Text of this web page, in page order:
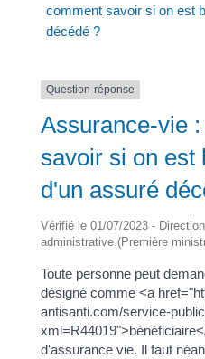
comment savoir si on est
décédé ?
Question-réponse
Assurance-vie
savoir si on est
d'un assuré
Vérifié le 01/07/2023 -
administrative (Première
Toute personne peut
désigné comme <a
antisanti.com/service-
d'assurance vie. Il faut